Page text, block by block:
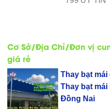
Cơ Sở/Địa Chỉ/Đơn vị
giá rẻ
Thay bạt mái
Thay bạt mái
Đồng Nai